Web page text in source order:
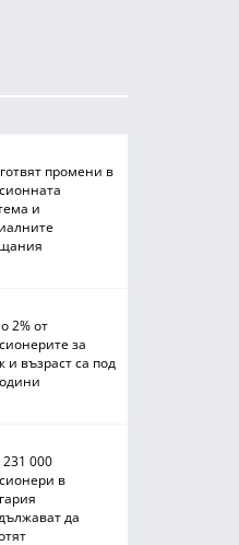
промени в
и
2% от
за
и възраст са под
000
в
да